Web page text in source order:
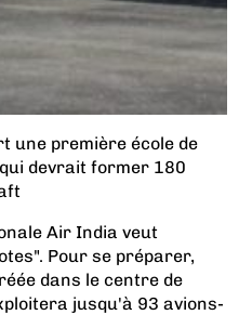
une première école de
devrait former 180
Air India veut
Pour se préparer,
dans le centre de
jusqu'à 93 avions-